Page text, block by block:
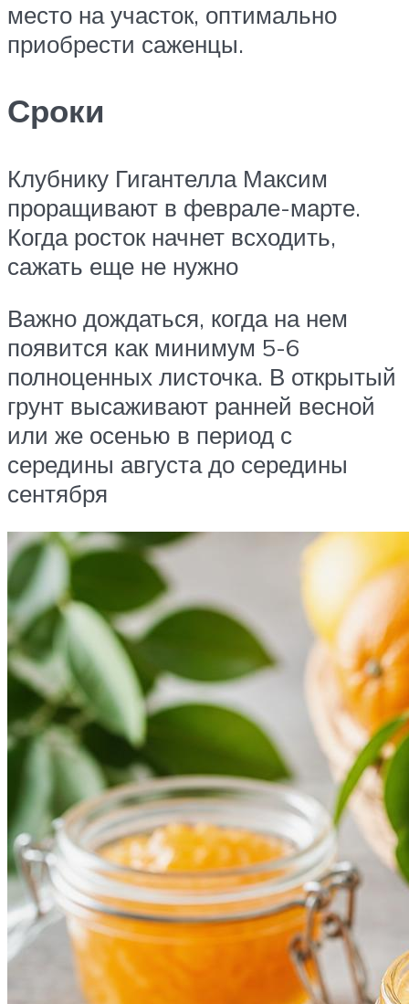
место на участок, оптимально
приобрести саженцы.
Сроки
Клубнику Гигантелла Максим
проращивают в феврале-марте.
Когда росток начнет всходить,
сажать еще не нужно
Важно дождаться, когда на нем
появится как минимум 5-6
полноценных листочка. В открытый
грунт высаживают ранней весной
или же осенью в период с
середины августа до середины
сентября